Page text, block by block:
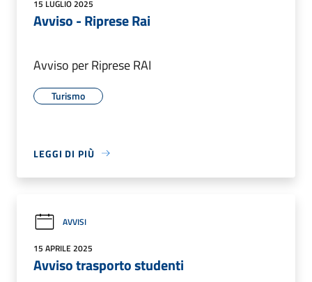
15 LUGLIO 2025
Avviso - Riprese Rai
Avviso per Riprese RAI
Turismo
LEGGI DI PIÙ
AVVISI
15 APRILE 2025
Avviso trasporto studenti